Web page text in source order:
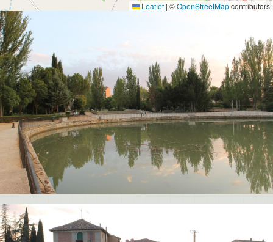
Leaflet | ©OpenStreetMapcontributors